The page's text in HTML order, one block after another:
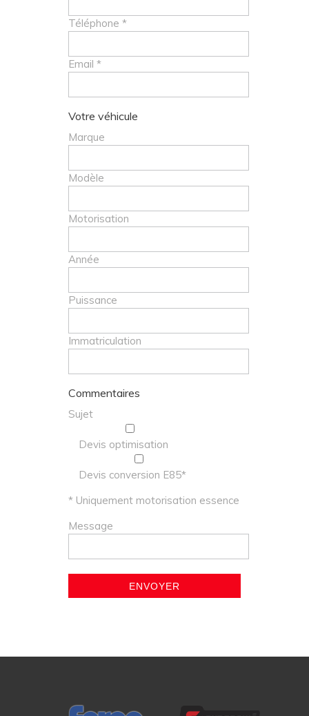
Téléphone *
Email *
Votre véhicule
Marque
Modèle
Motorisation
Année
Puissance
Immatriculation
Commentaires
Sujet
Devis optimisation
Devis conversion E85*
* Uniquement motorisation essence
Message